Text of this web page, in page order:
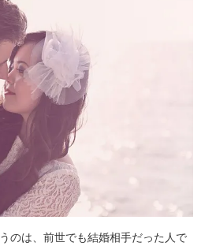
のは、前世でも結婚相手だった人で